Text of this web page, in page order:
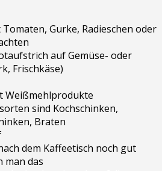
Gurke, Radieschen oder
auf Gemüse- oder
Frischkäse)
sind Kochschinken,
Braten
dem Kaffeetisch noch gut
man das